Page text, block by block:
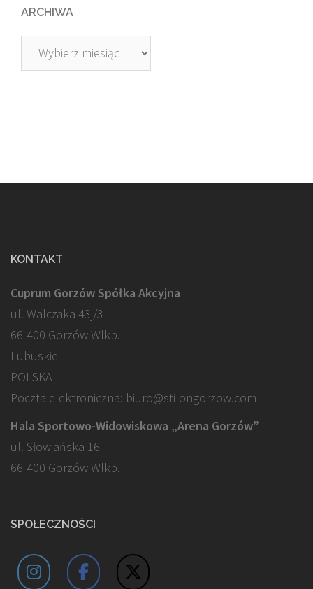
ARCHIWA
Archiwa
KONTAKT
Cuprum Gorzów Spółka Akcyjna
ul. Walczaka 43j/3
66-400 Gorzów Wlkp.
Lubuskie
POLSKA
Poczta elektroniczna: biuro@stilongorzow.com
Hala Sportowo-Widowiskowa „Arena Gorzów”
ul. Słowiańska 16
66-400 Gorzów Wlkp.
SPOŁECZNOŚCI